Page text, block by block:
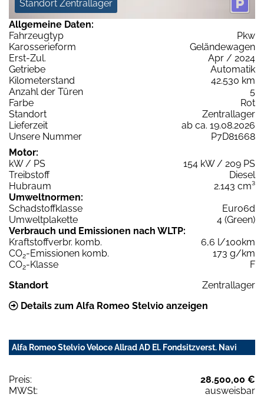
Standort Zentrallager
Allgemeine Daten:
Fahrzeugtyp
Pkw
Karosserieform
Geländewagen
Erst-Zul.
Apr / 2024
Getriebe
Automatik
Kilometerstand
42.530 km
Anzahl der Türen
5
Farbe
Rot
Standort
Zentrallager
Lieferzeit
ab ca. 19.08.2026
Unsere Nummer
P7D81668
Motor:
kW / PS
154 kW / 209 PS
Treibstoff
Diesel
Hubraum
2.143 cm³
Umweltnormen:
Schadstoffklasse
Euro6d
Umweltplakette
4 (Green)
Verbrauch und Emissionen nach WLTP:
Kraftstoffverbr. komb.
6,6 l/100km
CO2-Emissionen komb.
173 g/km
CO2-Klasse
F
Standort
Zentrallager
Details zum Alfa Romeo Stelvio anzeigen
Alfa Romeo Stelvio Veloce Allrad AD El. Fondsitzverst. Navi
Preis:
28.500,00 €
MWSt:
ausweisbar